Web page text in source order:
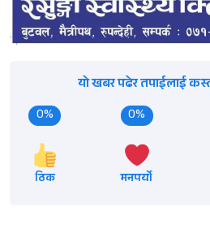
यो खबर पढेर तपाईलाई
0%
ठिक
0%
मनपर्यो